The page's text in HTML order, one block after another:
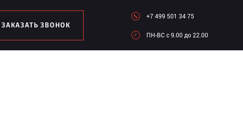
ЗАКАЗАТЬ ЗВОНОК
+7 499 501 34 75
ПН-ВC c 9.00 до 22.00